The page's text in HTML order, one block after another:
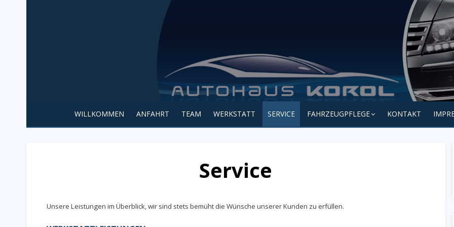
Autohaus Korol
IHR PARTNER FÜR SERVICELEISTUNGEN RUND UM IHR FAHRZEUG
WILLKOMMEN ANFAHRT TEAM WERKSTATT SERVICE FAHRZEUGPFLEGE KONTAKT
Service
Unsere Leistungen im Überblick, wir sind stets bemüht die Wünsche unserer Kunden zu erfüllen.